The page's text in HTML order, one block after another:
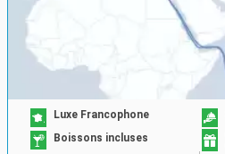
Luxe Francophone
Boissons incluses